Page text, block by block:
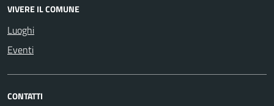
VIVERE IL COMUNE
Luoghi
Eventi
CONTATTI